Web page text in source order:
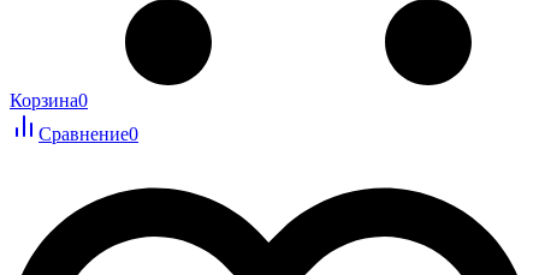
Корзина0
Сравнение0